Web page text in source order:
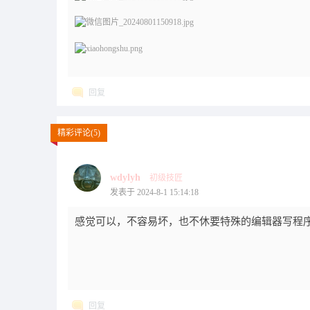
回复
精彩评论(5)
wdylyh
初级技匠
发表于 2024-8-1 15:14:18
感觉可以，不容易坏，也不休要特殊的编辑器写程
回复